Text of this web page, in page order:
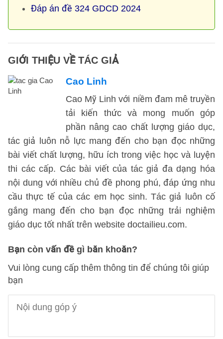
Đáp án đề 324 GDCD 2024
GIỚI THIỆU VỀ TÁC GIẢ
Cao Linh
Cao Mỹ Linh với niềm đam mê truyền
tải kiến thức và mong muốn góp
phần nâng cao chất lượng giáo dục,
tác giả luôn nỗ lực mang đến cho bạn đọc những
bài viết chất lượng, hữu ích trong việc học và luyện
thi các cấp. Các bài viết của tác giả đa dạng hóa
nội dung với nhiều chủ đề phong phú, đáp ứng nhu
cầu thực tế của các em học sinh. Tác giả luôn cố
gắng mang đến cho bạn đọc những trải nghiệm
giáo dục tốt nhất trên website doctailieu.com.
Bạn còn vấn đề gì băn khoăn?
Vui lòng cung cấp thêm thông tin để chúng tôi giúp
bạn